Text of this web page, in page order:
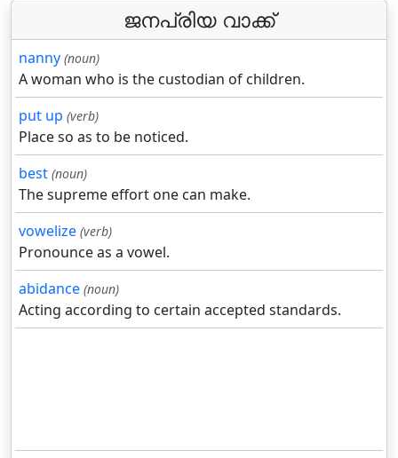
ജനപ്രിയ വാക്ക്
nanny (noun)
A woman who is the custodian of children.
put up (verb)
Place so as to be noticed.
best (noun)
The supreme effort one can make.
vowelize (verb)
Pronounce as a vowel.
abidance (noun)
Acting according to certain accepted standards.